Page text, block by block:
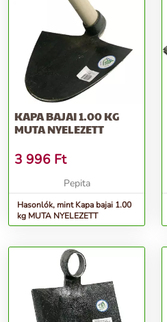
KAPA BAJAI 1.00 KG
MUTA NYELEZETT
3 996 Ft
Pepita
Hasonlók, mint Kapa bajai 1.00
kg MUTA NYELEZETT